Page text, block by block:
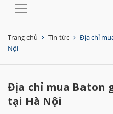
Trang chủ Tin tức
Địa chỉ
Nội
Địa chỉ mua Baton
tại Hà Nội